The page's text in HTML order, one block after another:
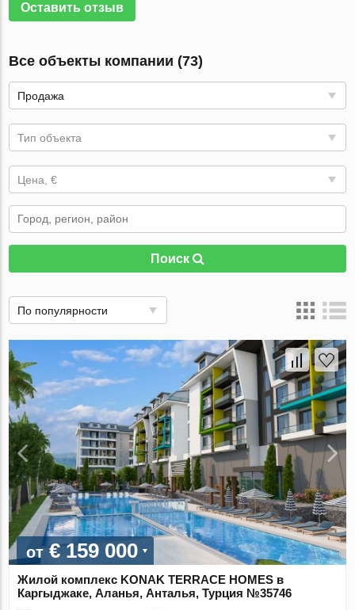
Оставить отзыв
Все объекты компании (73)
Продажа
Тип объекта
Цена, €
Поиск
По популярности
от€ 159 000
Жилой комплекс KONAK TERRACE HOMES в
Каргыджаке, Аланья, Анталья, Турция №35746